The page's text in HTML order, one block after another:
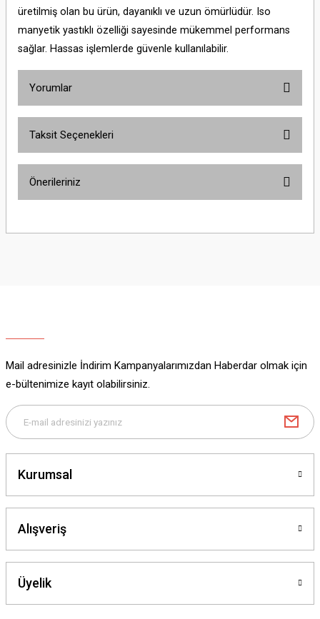
üretilmiş olan bu ürün, dayanıklı ve uzun ömürlüdür. Iso
manyetik yastıklı özelliği sayesinde mükemmel performans
sağlar. Hassas işlemlerde güvenle kullanılabilir.
Yorumlar
Taksit Seçenekleri
Önerileriniz
yetersiz gördüğünüz noktaları öneri formunu kullanarak tarafımıza
Bu ürüne benzer farklı alternatifler olmalı.
Mail adresinizle İndirim Kampanyalarımızdan Haberdar olmak için
e-bültenimize kayıt olabilirsiniz.
Kurumsal
Alışveriş
Üyelik